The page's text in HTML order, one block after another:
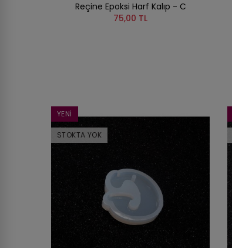
Reçine Epoksi Harf Kalıp - C
75,00 TL
YENI
STOKTA YOK